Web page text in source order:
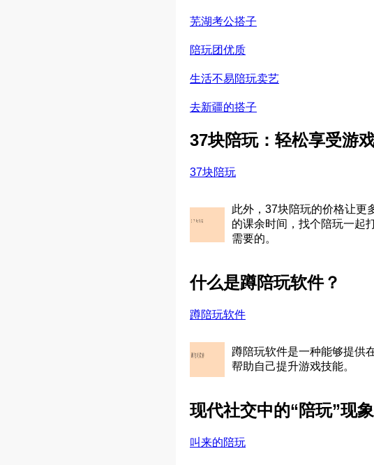
芜湖考公搭子
陪玩团优质
生活不易陪玩卖艺
去新疆的搭子
37块陪玩：轻松享受游
37块陪玩
此外，37块陪玩的价格让更
的课余时间，找个陪玩一起
需要的。
什么是蹲陪玩软件？
蹲陪玩软件
蹲陪玩软件是一种能够提供
帮助自己提升游戏技能。
现代社交中的“陪玩”现象
叫来的陪玩